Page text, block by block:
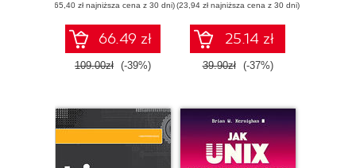
Wydanie II
(65,40 zł najniższa cena z 30 dni)
66.49 zł
109.00zł (-39%)
skrypty w
PowerShell.
Wydanie III
(23,94 zł najniższa cena z 30 dni)
25.14 zł
39.90zł (-37%)